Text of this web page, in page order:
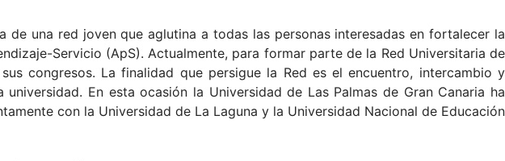
una red joven que aglutina a todas las personas interesadas en fortalecer la
Servicio (ApS). Actualmente, para formar parte de la Red Universitaria de
congresos. La finalidad que persigue la Red es el encuentro, intercambio y
En esta ocasión la Universidad de Las Palmas de Gran Canaria ha
con la Universidad de La Laguna y la Universidad Nacional de Educación